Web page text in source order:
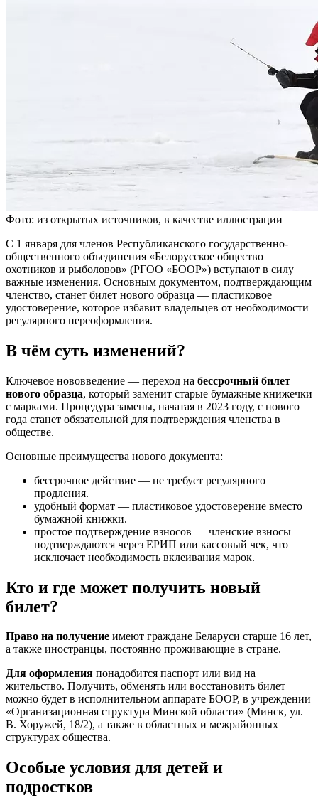
Фото: из открытых источников, в качестве иллюстрации
С 1 января для членов Республиканского государственно-
общественного объединения «Белорусское общество
охотников и рыболовов» (РГОО «БООР») вступают в силу
важные изменения. Основным документом, подтверждающим
членство, станет билет нового образца — пластиковое
удостоверение, которое избавит владельцев от необходимости
регулярного переоформления.
В чём суть изменений?
Ключевое нововведение — переход на бессрочный билет
нового образца, который заменит старые бумажные книжечки
с марками. Процедура замены, начатая в 2023 году, с нового
года станет обязательной для подтверждения членства в
обществе.
Основные преимущества нового документа:
бессрочное действие — не требует регулярного
продления.
удобный формат — пластиковое удостоверение вместо
бумажной книжки.
простое подтверждение взносов — членские взносы
подтверждаются через ЕРИП или кассовый чек, что
исключает необходимость вклеивания марок.
Кто и где может получить новый
билет?
Право на получение имеют граждане Беларуси старше 16 лет,
а также иностранцы, постоянно проживающие в стране.
Для оформления понадобится паспорт или вид на
жительство. Получить, обменять или восстановить билет
можно будет в исполнительном аппарате БООР, в учреждении
«Организационная структура Минской области» (Минск, ул.
В. Хоружей, 18/2), а также в областных и межрайонных
структурах общества.
Особые условия для детей и
подростков